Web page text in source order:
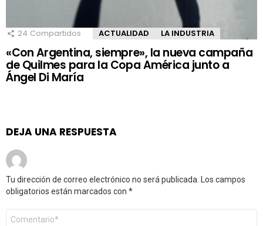
24 Compartidos ACTUALIDAD LA INDUSTRIA
«Con Argentina, siempre», la nueva campaña
de Quilmes para la Copa América junto a
Ángel Di María
DEJA UNA RESPUESTA
Tu dirección de correo electrónico no será publicada.
Los campos
obligatorios están marcados con *
Comentario